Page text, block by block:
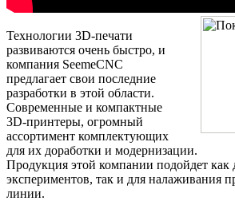
Технологии 3D-печати
развиваются очень быстро, и
компания SeemeCNC
предлагает свои последние
разработки в этой области.
Современные и компактные
3D-принтеры, огромный
ассортимент комплектующих
для их доработки и модернизации.
Продукция этой компании подойдет как
экспериментов, так и для налаживания
линии.